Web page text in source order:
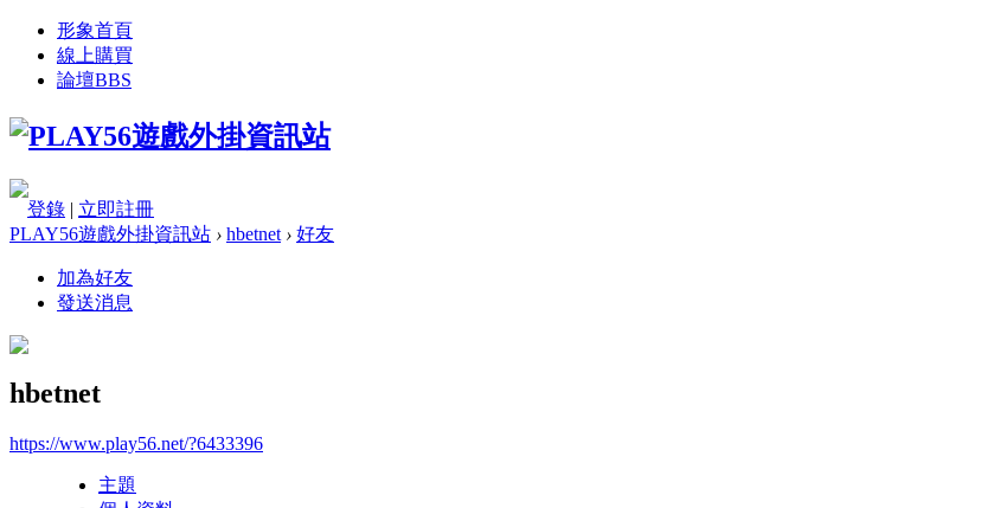
形象首頁
線上購買
論壇BBS
登錄 | 立即註冊
PLAY56遊戲外掛資訊站 › hbetnet › 好友
加為好友
發送消息
hbetnet
https://www.play56.net/?6433396
主題